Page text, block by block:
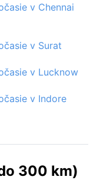
v Chennai
v Surat
v Lucknow
v Indore
300 km)